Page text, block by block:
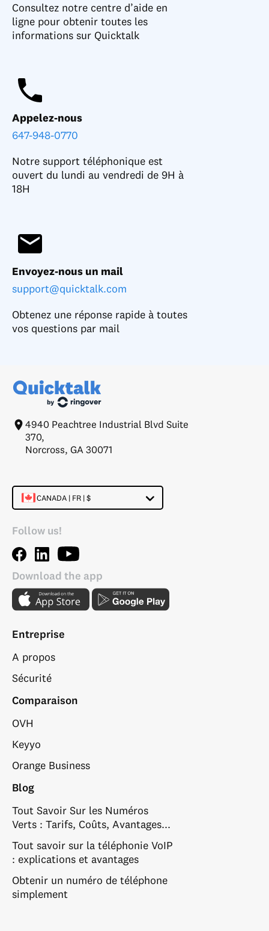
Consultez notre centre d’aide en
ligne pour obtenir toutes les
informations sur Quicktalk
Appelez-nous
647-948-0770
Notre support téléphonique est
ouvert du lundi au vendredi de 9H à
18H
Envoyez-nous un mail
support@quicktalk.com
Obtenez une réponse rapide à toutes
vos questions par mail
4940 Peachtree Industrial Blvd Suite
370,
Norcross, GA 30071
CANADA | FR | $
Follow us!
Download the app
Entreprise
A propos
Sécurité
Comparaison
OVH
Keyyo
Orange Business
Blog
Tout Savoir Sur les Numéros
Verts : Tarifs, Coûts, Avantages...
Tout savoir sur la téléphonie VoIP
: explications et avantages
Obtenir un numéro de téléphone
simplement